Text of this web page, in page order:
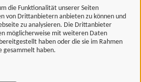
die Funktionalität unserer Seiten
von Drittanbietern anbieten zu können und
zu analysieren. Die Drittanbieter
möglicherweise mit weiteren Daten
haben oder die sie im Rahmen
gesammelt haben.